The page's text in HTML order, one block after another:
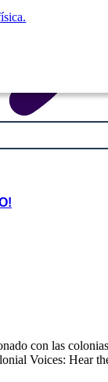
con las colonias
Voices: Hear